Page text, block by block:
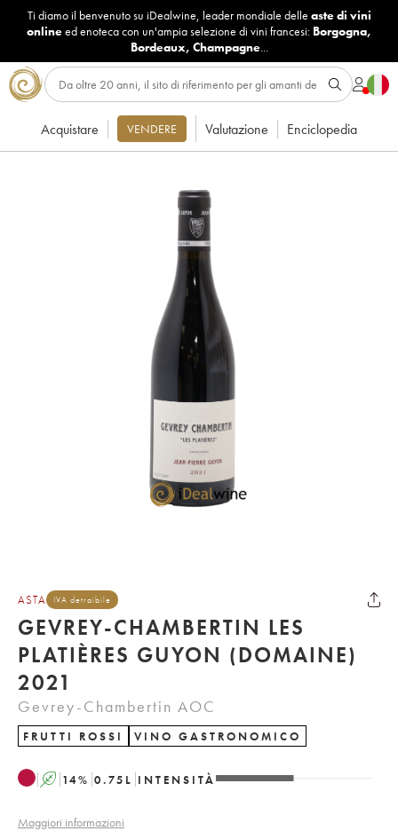
Ti diamo il benvenuto su iDealwine, leader mondiale delle aste di vini
onlineed enoteca con un'ampia selezione di vini francesi: Borgogna,
Bordeaux, Champagne...
Acquistare VENDERE Valutazione Enciclopedia
ASTA IVA detraibile
GEVREY-CHAMBERTIN LES
PLATIÈRES GUYON (DOMAINE)
2021
Gevrey-Chambertin AOC
FRUTTI ROSSI VINO GASTRONOMICO
A 14% 0.75 L INTENSITÀ
Maggiori informazioni